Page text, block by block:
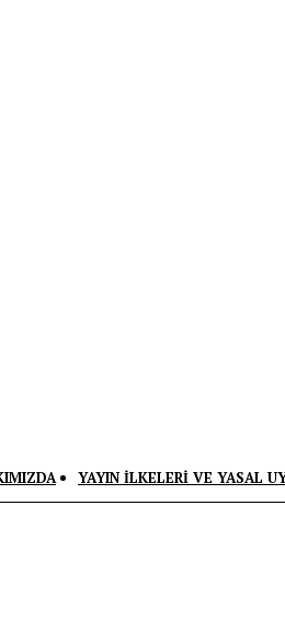
YAYIN İLKELERI VE YASAL